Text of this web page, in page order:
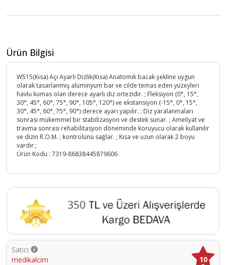
Ürün Bilgisi
W515(Kısa) Açı Ayarlı Dizlik(Kısa) Anatomik bacak şekline uygun
olarak tasarlanmış alüminyum bar ve cilde temas eden yüzeyleri
havlu kumas olan derece ayarlı diz ortezidir. ; Fleksiyon (0°, 15°,
30°, 45°, 60°, 75°, 90°, 105°, 120°) ve ekstansiyon (-15°, 0°, 15°,
30°, 45°, 60°, 75°, 90°) derece ayarı yapılır. ; Diz yaralanmaları
sonrası mükemmel bir stabilizasyon ve destek sunar. ; Ameliyat ve
travma sonrası rehabilitasyon döneminde koruyucu olarak kullanılır
ve dizin R.O.M. ; kontrolünü sağlar. ; Kısa ve uzun olarak 2 boyu
vardır.;
Ürün Kodu : 7319-86838445879606
Satıcı
medikalcim
10